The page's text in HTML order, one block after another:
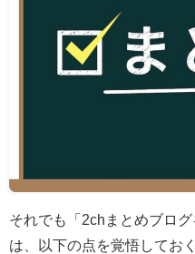
それでも「2chまとめブロ
は、以下の点を覚悟してお